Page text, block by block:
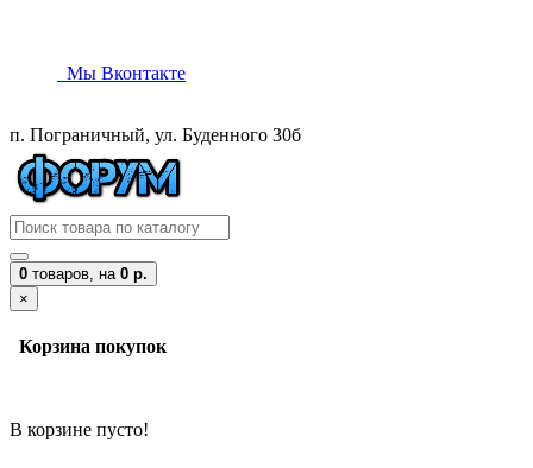
Мы Вконтакте
п. Пограничный, ул. Буденного 30б
0 товаров, на 0 р.
×
Корзина покупок
В корзине пусто!